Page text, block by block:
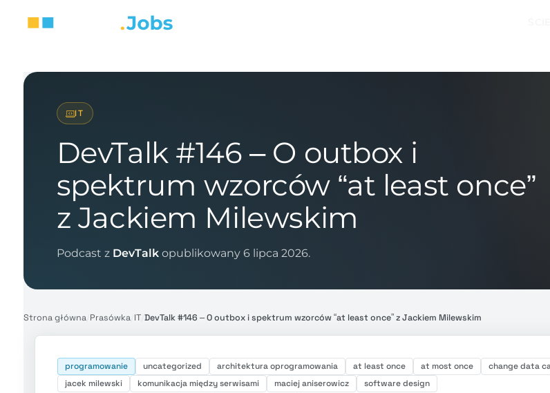
IT
DevTalk #146 – O outbox i
spektrum wzorców “at least once”
z Jackiem Milewskim
Podcast z DevTalkopublikowany 6 lipca 2026.
Strona główna/ Prasówka/ IT/ DevTalk #146 – O outbox i spektrum wzorców “at least once” z Jackiem Milewskim
programowanie uncategorized architektura oprogramowania at least once at most once change data
jacek milewski
komunikacja między serwisami maciej aniserowicz software design